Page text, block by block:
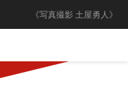
《写真撮影 土屋勇人》